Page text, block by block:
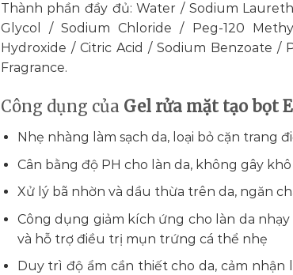
Thành phần đầy đủ: Water / Sodium
Glycol / Sodium Chloride / Peg-120
Hydroxide / Citric Acid / Sodium Benzoate
Fragrance.
Công dụng của Gel rửa mặt tạo bọt
Nhẹ nhàng làm sạch da, loại bỏ cặn trang
Cân bằng độ PH cho làn da, không gây
Xử lý bã nhờn và dầu thừa trên da, ngăn
Công dụng giảm kích ứng cho làn da
và hỗ trợ điều trị mụn trứng cá thể nhẹ
Duy trì độ ẩm cần thiết cho da, cảm nhận